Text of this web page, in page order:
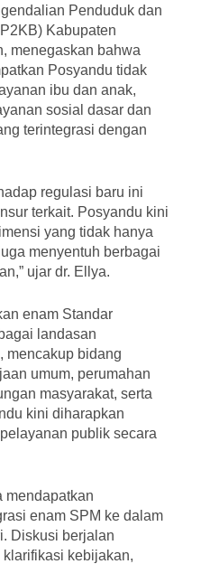
Penduduk dan
Kabupaten
menegaskan bahwa
Posyandu tidak
ibu dan anak,
sosial dasar dan
terintegrasi dengan
regulasi baru ini
terkait. Posyandu kini
yang tidak hanya
menyentuh berbagai
ujar dr. Ellya.
enam Standar
landasan
mencakup bidang
umum, perumahan
masyarakat, serta
kini diharapkan
publik secara
mendapatkan
enam SPM ke dalam
Diskusi berjalan
kebijakan,